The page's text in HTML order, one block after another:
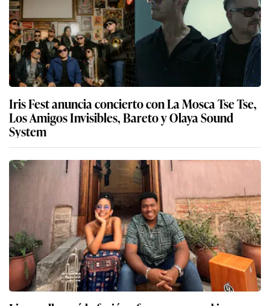
Iris Fest anuncia concierto con La Mosca Tse Tse,
Los Amigos Invisibles, Bareto y Olaya Sound
System